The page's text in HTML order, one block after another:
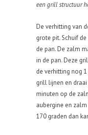
een grill structuur
De verhitting van
grote pit. Schuif
de pan. De zalm
in de pan. Deze
de verhitting nog
grill lijnen en
minuten op de
aubergine en
170 graden dan